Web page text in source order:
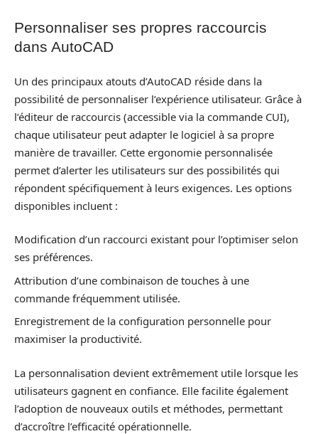
Personnaliser ses propres raccourcis
dans AutoCAD
Un des principaux atouts d’AutoCAD réside dans la
possibilité de personnaliser l’expérience utilisateur. Grâce à
l’éditeur de raccourcis (accessible via la commande CUI),
chaque utilisateur peut adapter le logiciel à sa propre
manière de travailler. Cette ergonomie personnalisée
permet d’alerter les utilisateurs sur des possibilités qui
répondent spécifiquement à leurs exigences. Les options
disponibles incluent :
Modification d’un raccourci existant pour l’optimiser selon
ses préférences.
Attribution d’une combinaison de touches à une
commande fréquemment utilisée.
Enregistrement de la configuration personnelle pour
maximiser la productivité.
La personnalisation devient extrêmement utile lorsque les
utilisateurs gagnent en confiance. Elle facilite également
l’adoption de nouveaux outils et méthodes, permettant
d’accroître l’efficacité opérationnelle.